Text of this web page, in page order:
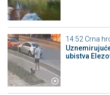
14:52 Crna
ubistva